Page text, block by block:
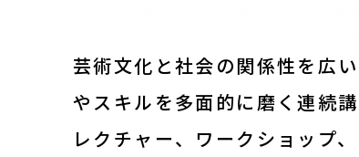
講師陣
芸術文化と社会の関係性を広
やスキルを多面的に磨く連続講
レクチャー、ワークショップ